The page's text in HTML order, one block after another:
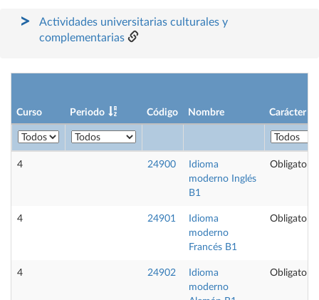
Actividades universitarias culturales y
complementarias
Curso Periodo Código Nombre Carácter
4 24900
Idioma
moderno Inglés
B1
Obligatoria
4 24901
Idioma
moderno
Francés B1
Obligatoria
4 24902
Idioma
moderno
Obligatoria